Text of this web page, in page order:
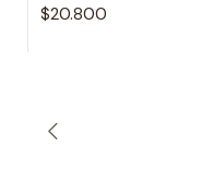
$20.800